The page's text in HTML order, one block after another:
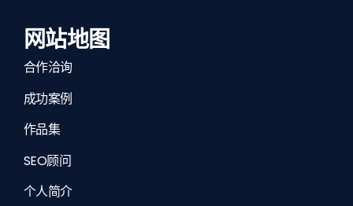
网站地图
合作洽询
成功案例
作品集
SEO顾问
个人简介